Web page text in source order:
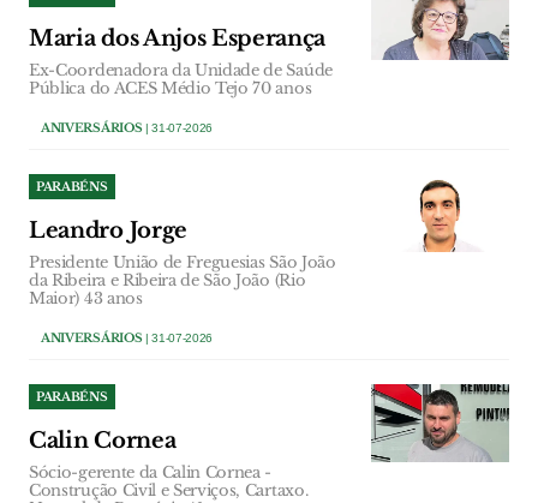
Maria dos Anjos Esperança
Ex-Coordenadora da Unidade de Saúde
Pública do ACES Médio Tejo 70 anos
ANIVERSÁRIOS| 31-07-2026
PARABÉNS
Leandro Jorge
Presidente União de Freguesias São João
da Ribeira e Ribeira de São João (Rio
Maior) 43 anos
ANIVERSÁRIOS| 31-07-2026
PARABÉNS
Calin Cornea
Sócio-gerente da Calin Cornea -
Construção Civil e Serviços, Cartaxo.